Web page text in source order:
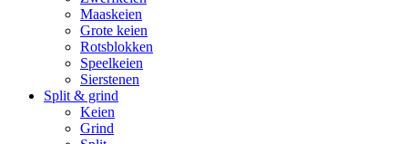
Maaskeien
Grote keien
Rotsblokken
Speelkeien
Sierstenen
Split & grind
Keien
Grind